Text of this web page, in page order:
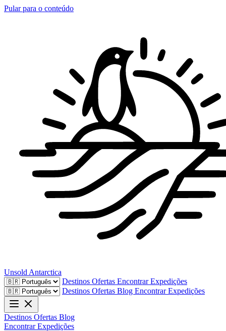
Pular para o conteúdo
Unsold Antarctica
Destinos Ofertas Encontrar Expedições
Destinos Ofertas Blog Encontrar Expedições
Destinos Ofertas Blog
Encontrar Expedições